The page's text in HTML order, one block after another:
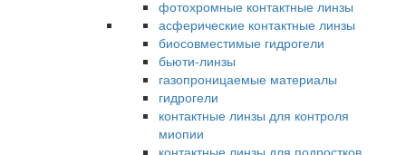
фотохромные контактные линзы
асферические контактные линзы
биосовместимые гидрогели
бьюти-линзы
газопроницаемые материалы
гидрогели
контактные линзы для контроля
миопии